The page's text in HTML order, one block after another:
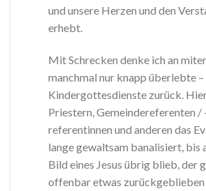
und unsere Herzen und den
erhebt.
Mit Schrecken denke ich an
manchmal nur knapp überlebte –
Kindergottesdienste zurück.
Priestern, Gemeindereferenten /
referentinnen und anderen das
lange gewaltsam banalisiert, bis
Bild eines Jesus übrig blieb, der
offenbar etwas zurückgeblieben